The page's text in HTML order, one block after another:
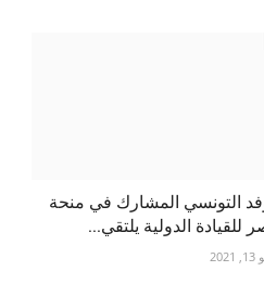
التونسي المشارك في منحة
للقيادة الدولية يلتقي...